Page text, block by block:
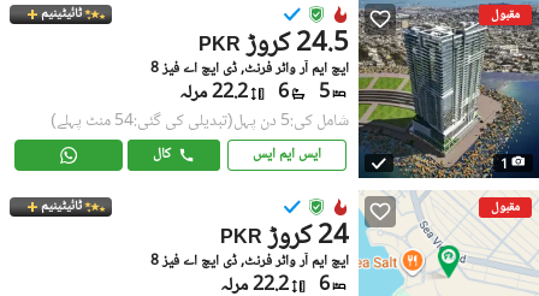
مقبول
1
ٹائیٹینیم
PKR 24.5 کروڑ
ایچ ایم آر واٹر فرنٹ, ڈی ایچ اے فیز 8
5
6 22.2 مرلہ
شامل کی:5 دن پہل (تبدیلی کی گئی:54 منٹ پہلے)
ایس ایم ایس کال
مقبول ٹائیٹینیم
PKR 24 کروڑ
ایچ ایم آر واٹر فرنٹ, ڈی ایچ اے فیز 8
6 22.2 مرلہ